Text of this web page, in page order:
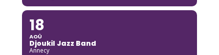
18
AOÛ
Djoukil Jazz Band
Annecy